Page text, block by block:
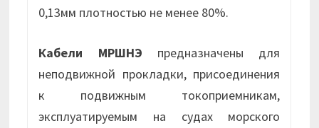
0,13мм плотностью не менее 80%.
Кабели МРШНЭ предназначены для
неподвижной прокладки, присоединения
к подвижным токоприемникам,
эксплуатируемым на судах морского